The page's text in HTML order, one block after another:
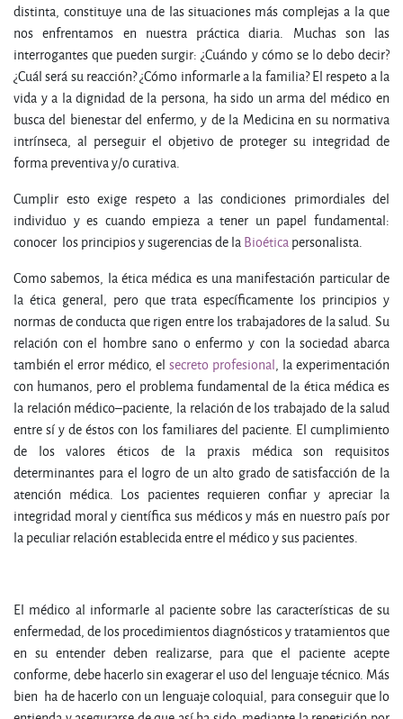
distinta, constituye una de las situaciones más complejas a la que
nos enfrentamos en nuestra práctica diaria. Muchas son las
interrogantes que pueden surgir: ¿Cuándo y cómo se lo debo decir?
¿Cuál será su reacción? ¿Cómo informarle a la familia? El respeto a la
vida y a la dignidad de la persona, ha sido un arma del médico en
busca del bienestar del enfermo, y de la Medicina en su normativa
intrínseca, al perseguir el objetivo de proteger su integridad de
forma preventiva y/o curativa.
Cumplir esto exige respeto a las condiciones primordiales del
individuo y es cuando empieza a tener un papel fundamental:
conocer los principios y sugerencias de laBioéticapersonalista.
Como sabemos, la ética médica es una manifestación particular de
la ética general, pero que trata específicamente los principios y
normas de conducta que rigen entre los trabajadores de la salud. Su
relación con el hombre sano o enfermo y con la sociedad abarca
también el error médico, el secreto profesional, la experimentación
con humanos, pero el problema fundamental de la ética médica es
la relación médico–paciente, la relación de los trabajado de la salud
entre sí y de éstos con los familiares del paciente. El cumplimiento
de los valores éticos de la praxis médica son requisitos
determinantes para el logro de un alto grado de satisfacción de la
atención médica. Los pacientes requieren confiar y apreciar la
integridad moral y científica sus médicos y más en nuestro país por
la peculiar relación establecida entre el médico y sus pacientes.
El médico al informarle al paciente sobre las características de su
enfermedad, de los procedimientos diagnósticos y tratamientos que
en su entender deben realizarse, para que el paciente acepte
conforme, debe hacerlo sin exagerar el uso del lenguaje técnico. Más
bien ha de hacerlo con un lenguaje coloquial, para conseguir que lo